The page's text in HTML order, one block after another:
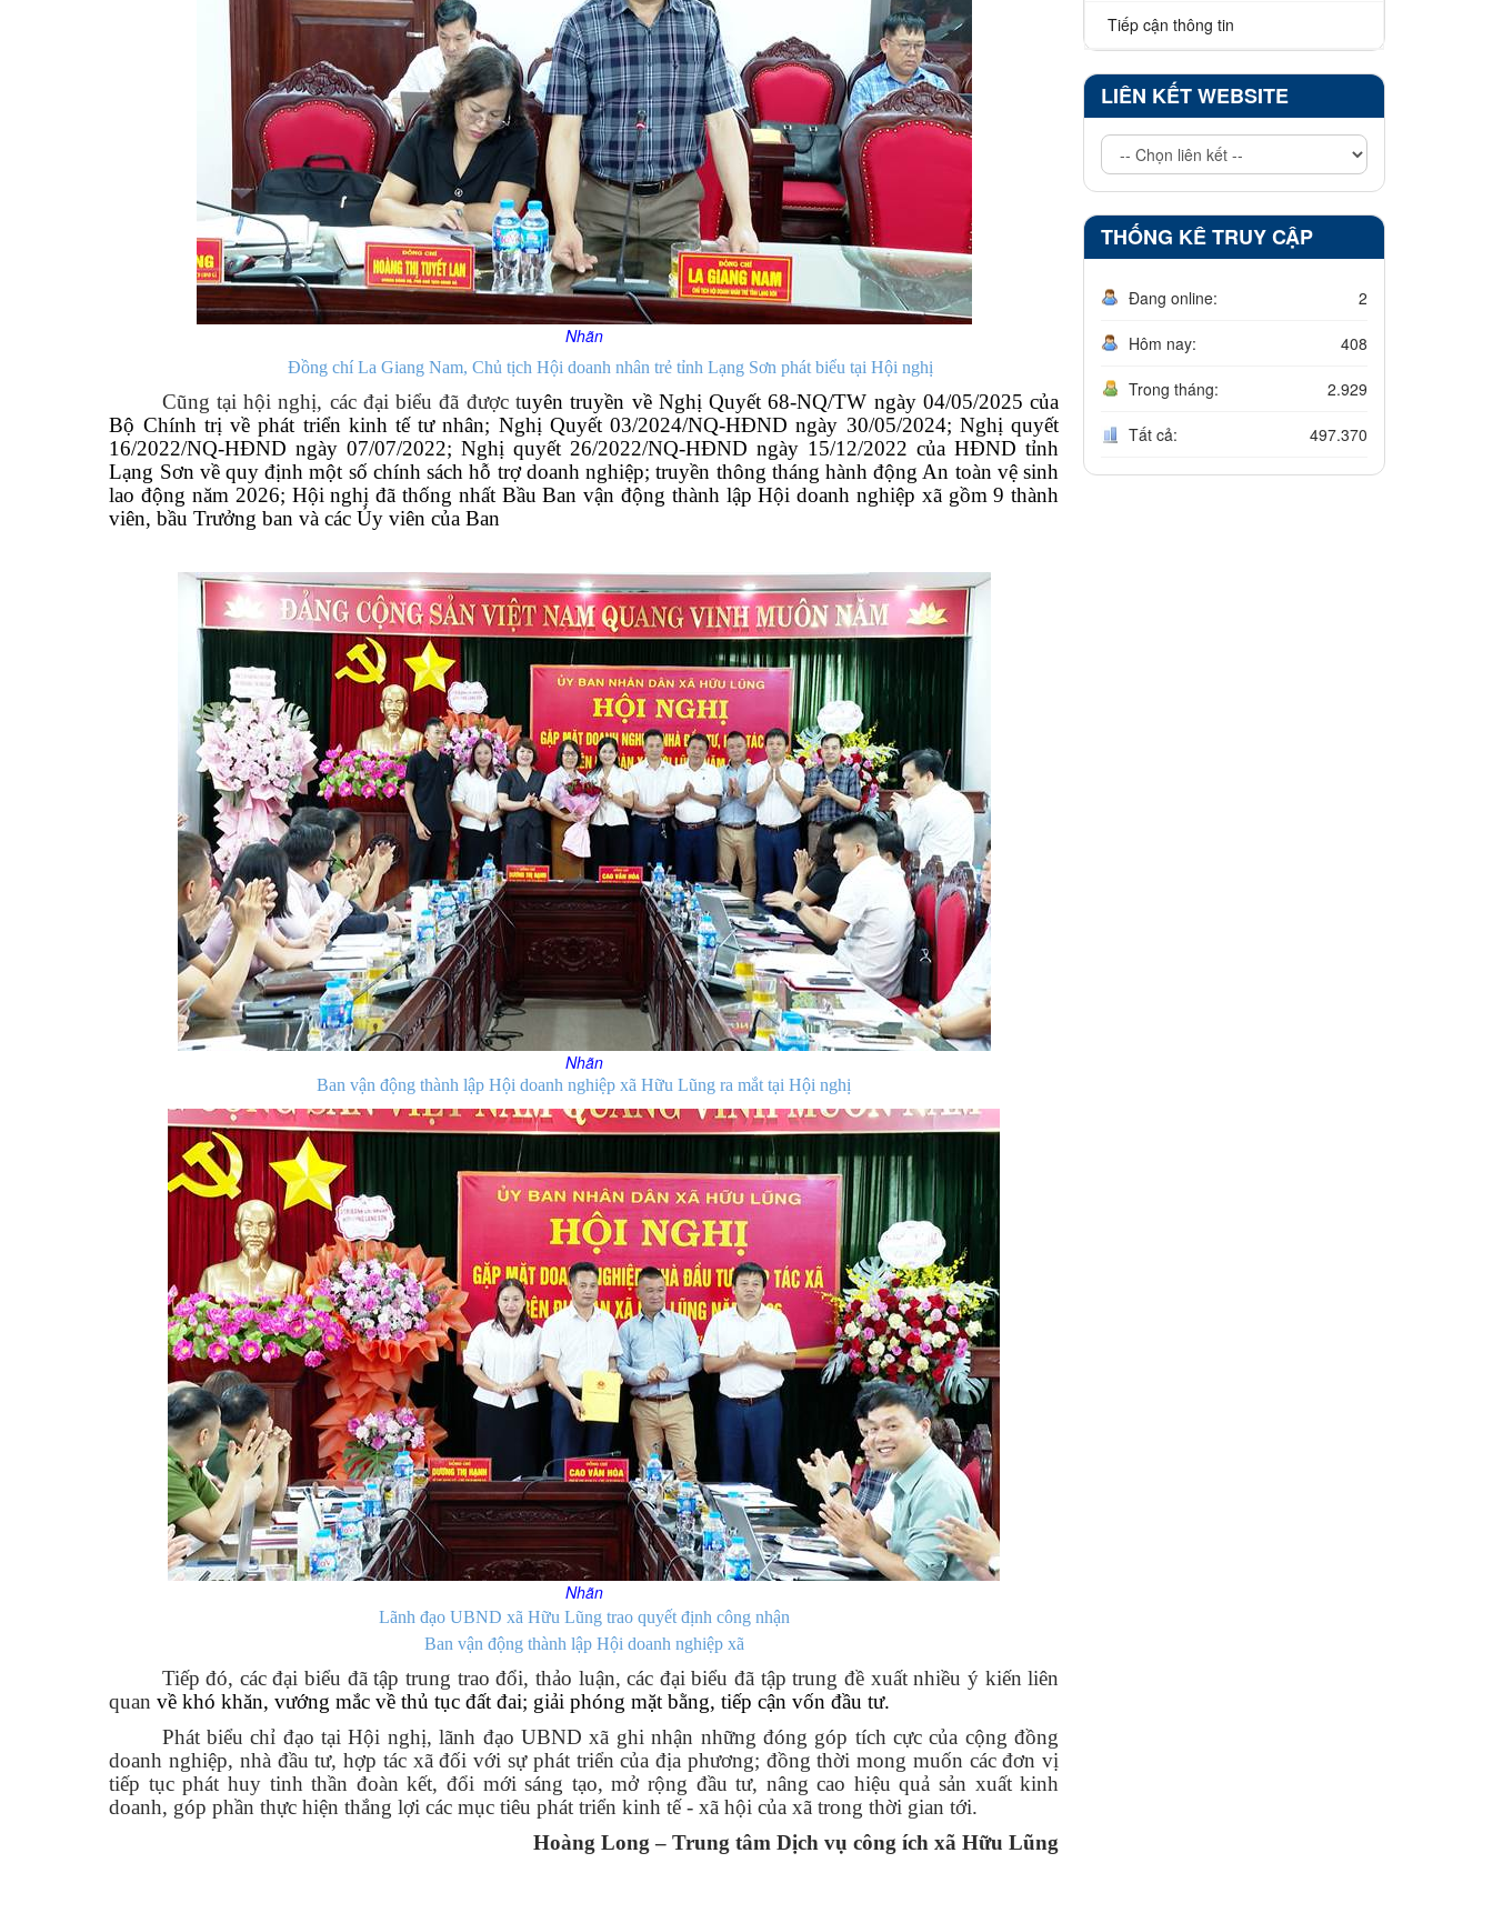
Nhãn
Đồng chí La Giang Nam, Chủ tịch Hội doanh nhân trẻ tỉnh Lạng Sơn phát biểu tại Hội nghị
Cũng tại hội nghị, các đại biểu đã được tuyên truyền về Nghị Quyết 68-NQ/TW ngày 04/05/2025 của
Bộ Chính trị về phát triển kinh tế tư nhân; Nghị Quyết 03/2024/NQ-HĐND ngày 30/05/2024; Nghị quyết
16/2022/NQ-HĐND ngày 07/07/2022; Nghị quyết 26/2022/NQ-HĐND ngày 15/12/2022 của HĐND tỉnh
Lạng Sơn về quy định một số chính sách hỗ trợ doanh nghiệp;truyền thông tháng hành động An toàn vệ sinh
lao động năm 2026; Hội nghị đã thống nhấtBầu Ban vận động thành lập Hội doanh nghiệp xã gồm 9 thành
viên, bầu Trưởng ban và các Ủy viên của Ban
Nhãn
Ban vận động thành lập Hội doanh nghiệp xã Hữu Lũng ra mắt tại Hội nghị
Nhãn
Lãnh đạo UBND xã Hữu Lũng trao quyết định công nhận
Ban vận động thành lập Hội doanh nghiệp xã
Tiếp đó, các đại biểu đã tập trung trao đổi, thảo luận, các đại biểu đã tập trung đề xuất nhiều ý kiến liên
quanvề khó khăn, vướng mắc về thủ tục đất đai; giải phóng mặt bằng, tiếp cận vốn đầu tư.
Phát biểu chỉ đạo tại Hội nghị, lãnh đạo UBND xã ghi nhận những đóng góp tích cực của cộng đồng
doanh nghiệp, nhà đầu tư, hợp tác xã đối với sự phát triển của địa phương; đồng thời mong muốn các đơn vị
tiếp tục phát huy tinh thần đoàn kết, đổi mới sáng tạo, mở rộng đầu tư, nâng cao hiệu quả sản xuất kinh
doanh, góp phần thực hiện thắng lợi các mục tiêu phát triển kinh tế - xã hội của xã trong thời gian tới.
Hoàng Long – Trung tâm Dịch vụ công ích xã Hữu Lũng
Tiếp cận thông tin
LIÊN KẾT WEBSITE
THỐNG KÊ TRUY CẬP
Đang online: 2
Hôm nay: 408
Trong tháng: 2.929
Tất cả: 497.370